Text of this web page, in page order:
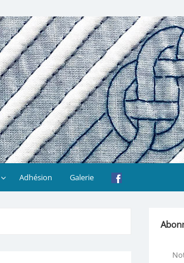
Adhésion Galerie